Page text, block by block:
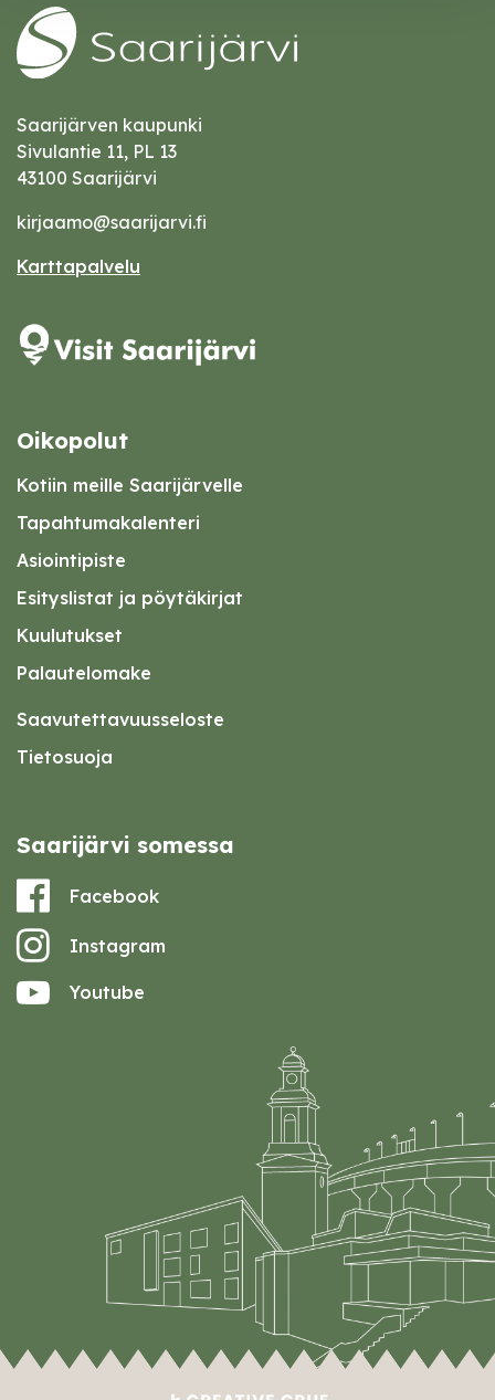
Saarijärven kaupunki
Sivulantie 11, PL 13
43100 Saarijärvi
kirjaamo@saarijarvi.fi
Karttapalvelu
Oikopolut
Kotiin meille Saarijärvelle
Tapahtumakalenteri
Asiointipiste
Esityslistat ja pöytäkirjat
Kuulutukset
Palautelomake
Saavutettavuusseloste
Tietosuoja
Saarijärvi somessa
Facebook
Instagram
Youtube